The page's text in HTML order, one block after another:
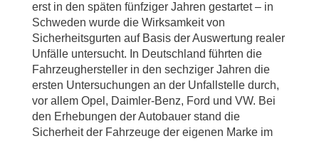
erst in den späten fünfziger Jahren gestartet – in
Schweden wurde die Wirksamkeit von
Sicherheitsgurten auf Basis der Auswertung realer
Unfälle untersucht. In Deutschland führten die
Fahrzeughersteller in den sechziger Jahren die
ersten Untersuchungen an der Unfallstelle durch,
vor allem Opel, Daimler-Benz, Ford und VW. Bei
den Erhebungen der Autobauer stand die
Sicherheit der Fahrzeuge der eigenen Marke im